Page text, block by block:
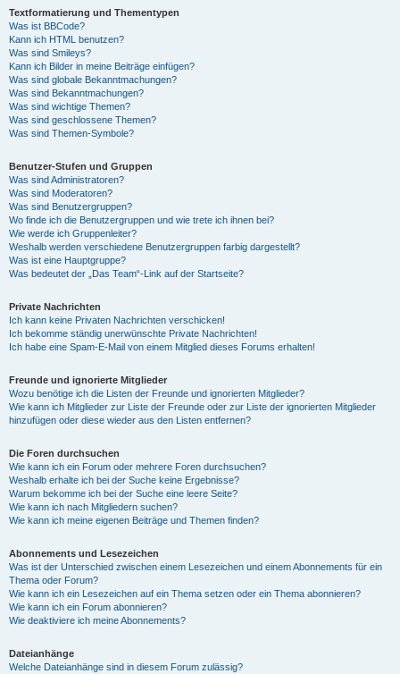
Textformatierung und Thementypen
Was ist BBCode?
Kann ich HTML benutzen?
Was sind Smileys?
Kann ich Bilder in meine Beiträge einfügen?
Was sind globale Bekanntmachungen?
Was sind Bekanntmachungen?
Was sind wichtige Themen?
Was sind geschlossene Themen?
Was sind Themen-Symbole?
Benutzer-Stufen und Gruppen
Was sind Administratoren?
Was sind Moderatoren?
Was sind Benutzergruppen?
Wo finde ich die Benutzergruppen und wie trete ich ihnen bei?
Wie werde ich Gruppenleiter?
Weshalb werden verschiedene Benutzergruppen farbig dargestellt?
Was ist eine Hauptgruppe?
Was bedeutet der „Das Team“-Link auf der Startseite?
Private Nachrichten
Ich kann keine Privaten Nachrichten verschicken!
Ich bekomme ständig unerwünschte Private Nachrichten!
Ich habe eine Spam-E-Mail von einem Mitglied dieses Forums erhalten!
Freunde und ignorierte Mitglieder
Wozu benötige ich die Listen der Freunde und ignorierten Mitglieder?
Wie kann ich Mitglieder zur Liste der Freunde oder zur Liste der ignorierten Mitglieder
hinzufügen oder diese wieder aus den Listen entfernen?
Die Foren durchsuchen
Wie kann ich ein Forum oder mehrere Foren durchsuchen?
Weshalb erhalte ich bei der Suche keine Ergebnisse?
Warum bekomme ich bei der Suche eine leere Seite?
Wie kann ich nach Mitgliedern suchen?
Wie kann ich meine eigenen Beiträge und Themen finden?
Abonnements und Lesezeichen
Was ist der Unterschied zwischen einem Lesezeichen und einem Abonnements für ein
Thema oder Forum?
Wie kann ich ein Lesezeichen auf ein Thema setzen oder ein Thema abonnieren?
Wie kann ich ein Forum abonnieren?
Wie deaktiviere ich meine Abonnements?
Dateianhänge
Welche Dateianhänge sind in diesem Forum zulässig?